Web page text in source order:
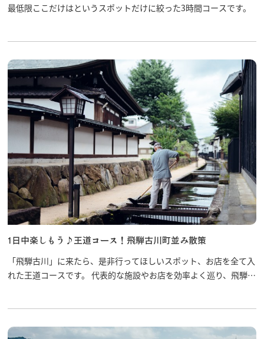
最低限ここだけはというスポットだけに絞った3時間コースです。
1日中楽しもう♪王道コース！飛騨古川町並み散策
「飛騨古川」に来たら、是非行ってほしいスポット、お店を全て入
れた王道コースです。 代表的な施設やお店を効率よく巡り、飛騨古